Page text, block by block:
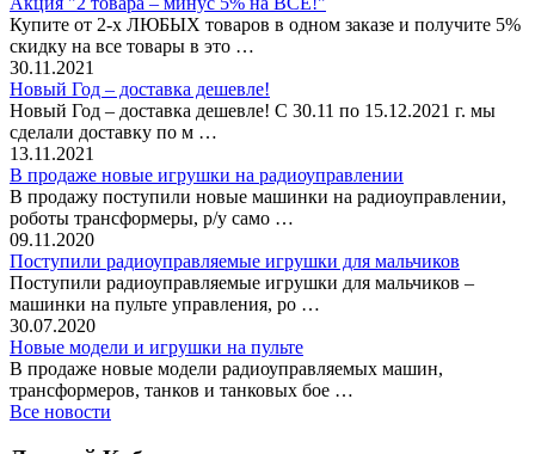
Купите от 2-х ЛЮБЫХ товаров в одном заказе и получите 5%
скидку на все товары в это …
30.11.2021
Новый Год – доставка дешевле!
Новый Год – доставка дешевле! С 30.11 по 15.12.2021 г. мы
сделали доставку по м …
13.11.2021
В продаже новые игрушки на радиоуправлении
В продажу поступили новые машинки на радиоуправлении,
роботы трансформеры, р/у само …
09.11.2020
Поступили радиоуправляемые игрушки для мальчиков
Поступили радиоуправляемые игрушки для мальчиков –
машинки на пульте управления, ро …
30.07.2020
Новые модели и игрушки на пульте
В продаже новые модели радиоуправляемых машин,
трансформеров, танков и танковых бое …
Все новости